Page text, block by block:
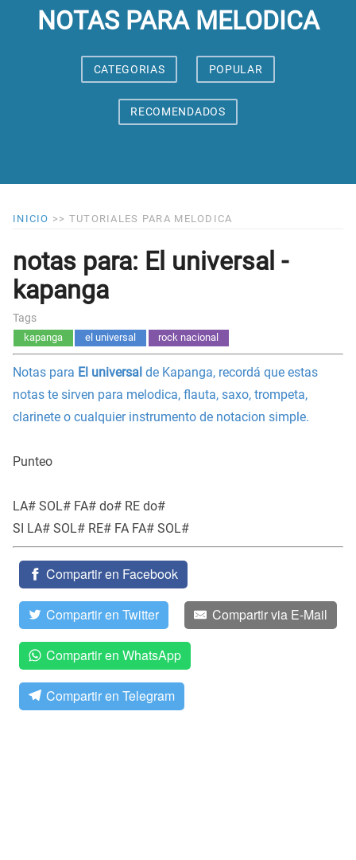
NOTAS PARA MELODICA
CATEGORIAS POPULAR
RECOMENDADOS
INICIO >> TUTORIALES PARA MELODICA
notas para: El universal -
kapanga
Tags
kapanga el universal rock nacional
Notas para El universal de Kapanga, recordá que estas
notas te sirven para melodica, flauta, saxo, trompeta,
clarinete o cualquier instrumento de notacion simple.
Punteo
LA# SOL# FA# do# RE do#
SI LA# SOL# RE# FA FA# SOL#
Compartir en Facebook
Compartir en Twitter Compartir via E-Mail
Compartir en WhatsApp
Compartir en Telegram